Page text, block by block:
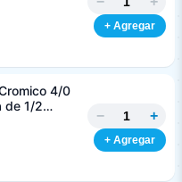
26 mm
+ Agregar
4/0
de 1/2
− +
+ Agregar